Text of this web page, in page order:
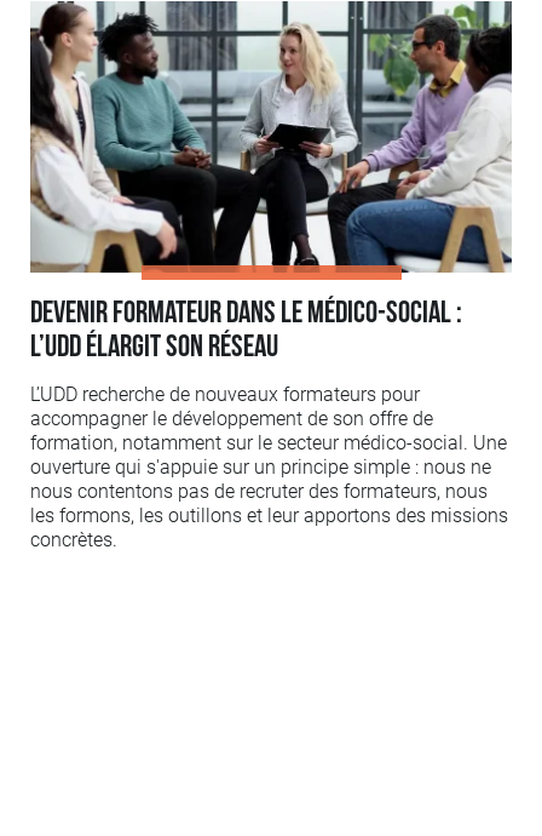
Devenir formateur dans le médico-social :
l’UDD élargit son réseau
L’UDD recherche de nouveaux formateurs pour
accompagner le développement de son offre de
formation, notamment sur le secteur médico-social. Une
ouverture qui s'appuie sur un principe simple : nous ne
nous contentons pas de recruter des formateurs, nous
les formons, les outillons et leur apportons des missions
concrètes.